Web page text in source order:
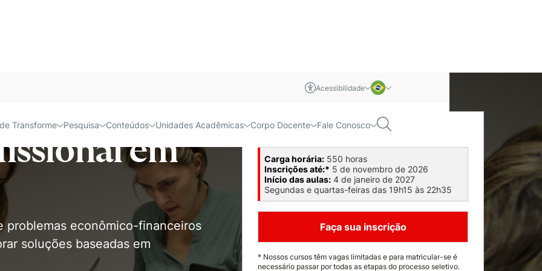
Acessibilidade
Português
Transforme Pesquisa Conteúdos Unidades Acadêmicas Corpo Docente Fale Conosco
em
problemas econômico-financeiros
soluções baseadas em
Próximas turmas
Carga horária: 550 horas
Inscrições até:* 5 de novembro de 2026
Início das aulas: 4 de janeiro de 2027
Segundas e quartas-feiras das 19h15 às 22h35
Faça sua inscrição
* Nossos cursos têm vagas limitadas e para matricular-se é
necessário passar por todas as etapas do processo seletivo.